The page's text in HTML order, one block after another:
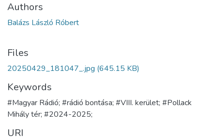
Authors
Balázs László Róbert
Files
20250429_181047_.jpg (645.15 KB)
Keywords
#Magyar Rádió; #rádió bontása; #VIII. kerület; #Pollack
Mihály tér; #2024-2025;
URI